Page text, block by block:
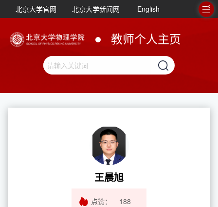
北京大学官网 北京大学新闻网 English
教师个人主页
王晨旭
点赞： 188